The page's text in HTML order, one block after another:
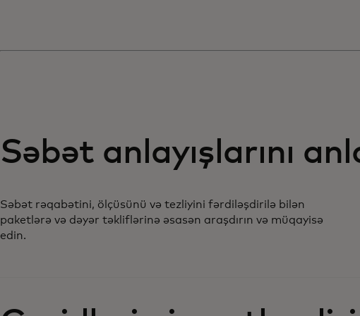
Səbət anlayışlarını
Səbət rəqabətini, ölçüsünü və tezliyini fərdiləşdirilə bilən
paketlərə və dəyər təkliflərinə əsasən araşdırın və müqayisə
edin.